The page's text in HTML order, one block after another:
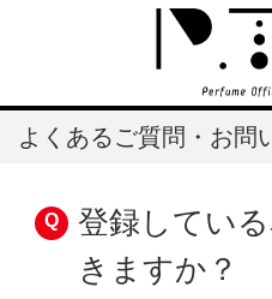
よくあるご質問・お問
登録してい
きますか？